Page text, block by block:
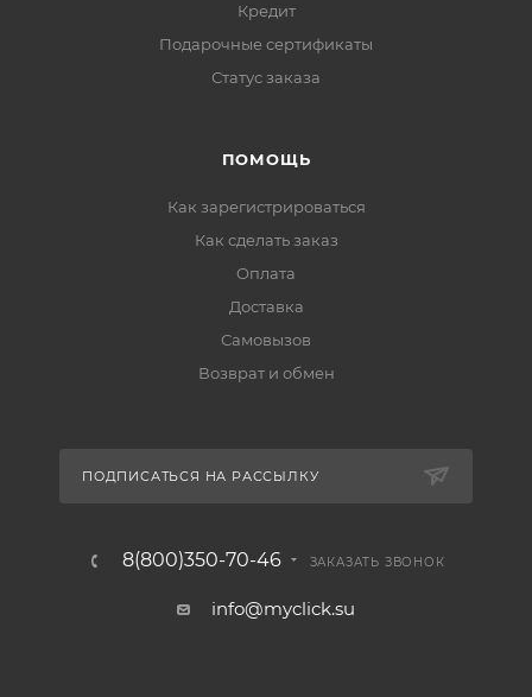
Кредит
Подарочные сертификаты
Статус заказа
ПОМОЩЬ
Как зарегистрироваться
Как сделать заказ
Оплата
Доставка
Самовызов
Возврат и обмен
ПОДПИСАТЬСЯ НА РАССЫЛКУ
8(800)350-70-46 ЗАКАЗАТЬ ЗВОНОК
info@myclick.su